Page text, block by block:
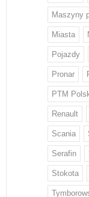
Maszyny
Miasta
Pojazdy
Pronar
PTM
Renault
Scania
Serafin
Stokota